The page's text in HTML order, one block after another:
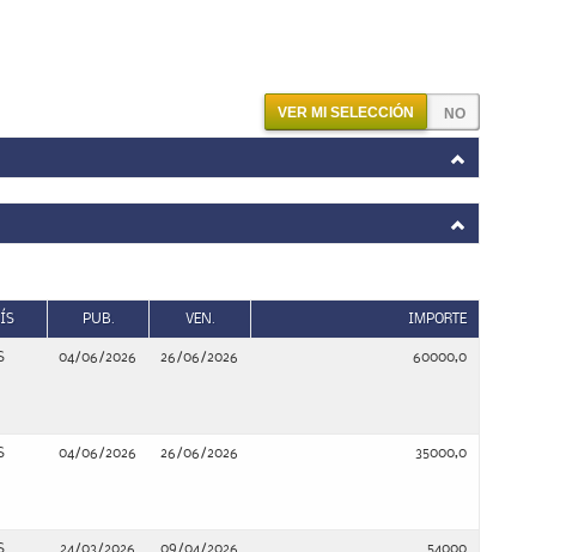
VER MI SELECCIÓN
PUB. VEN. IMPORTE
04/06/2026 26/06/2026 60000,0
04/06/2026 26/06/2026 35000,0
24/03/2026 09/04/2026 54000